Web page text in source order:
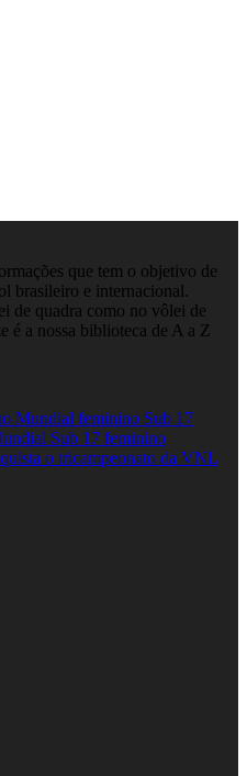
que tem o objetivo de
brasileiro e internacional.
de quadra como no vôlei de
é a nossa biblioteca de A a Z
Mundial feminino Sub 17
Sub 17 feminino
o tricampeonato da VNL